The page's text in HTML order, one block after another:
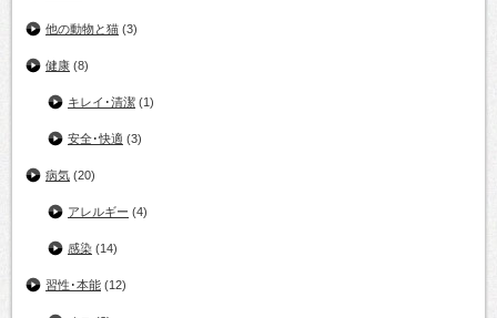
他の動物と猫 (3)
健康 (8)
キレイ･清潔 (1)
安全･快適 (3)
病気 (20)
アレルギー (4)
感染 (14)
習性･本能 (12)